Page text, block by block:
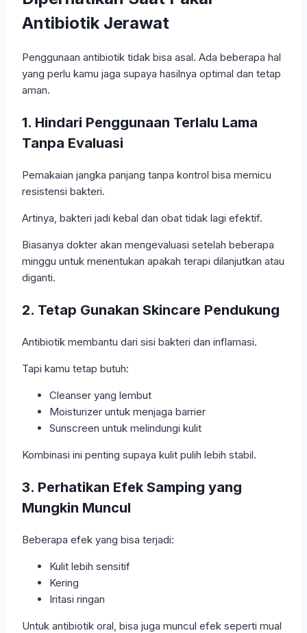
Antibiotik Jerawat
Penggunaan antibiotik tidak bisa asal. Ada beberapa hal
yang perlu kamu jaga supaya hasilnya optimal dan tetap
aman.
1. Hindari Penggunaan Terlalu Lama
Tanpa Evaluasi
Pemakaian jangka panjang tanpa kontrol bisa memicu
resistensi bakteri.
Artinya, bakteri jadi kebal dan obat tidak lagi efektif.
Biasanya dokter akan mengevaluasi setelah beberapa
minggu untuk menentukan apakah terapi dilanjutkan atau
diganti.
2. Tetap Gunakan Skincare Pendukung
Antibiotik membantu dari sisi bakteri dan inflamasi.
Tapi kamu tetap butuh:
Cleanser yang lembut
Moisturizer untuk menjaga barrier
Sunscreen untuk melindungi kulit
Kombinasi ini penting supaya kulit pulih lebih stabil.
3. Perhatikan Efek Samping yang
Mungkin Muncul
Beberapa efek yang bisa terjadi:
Kulit lebih sensitif
Kering
Iritasi ringan
Untuk antibiotik oral, bisa juga muncul efek seperti mual